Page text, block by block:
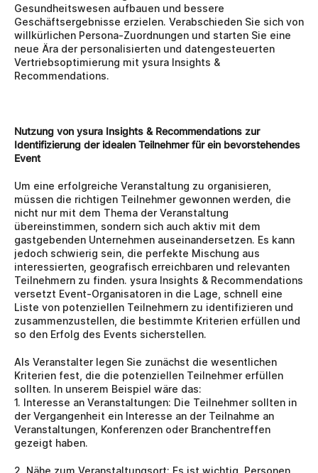
Gesundheitswesen aufbauen und bessere
Geschäftsergebnisse erzielen. Verabschieden Sie sich von
willkürlichen Persona-Zuordnungen und starten Sie eine
neue Ära der personalisierten und datengesteuerten
Vertriebsoptimierung mit ysura Insights &
Recommendations.
Nutzung von ysura Insights & Recommendations zur
Identifizierung der idealen Teilnehmer für ein bevorstehendes
Event
Um eine erfolgreiche Veranstaltung zu organisieren,
müssen die richtigen Teilnehmer gewonnen werden, die
nicht nur mit dem Thema der Veranstaltung
übereinstimmen, sondern sich auch aktiv mit dem
gastgebenden Unternehmen auseinandersetzen. Es kann
jedoch schwierig sein, die perfekte Mischung aus
interessierten, geografisch erreichbaren und relevanten
Teilnehmern zu finden. ysura Insights & Recommendations
versetzt Event-Organisatoren in die Lage, schnell eine
Liste von potenziellen Teilnehmern zu identifizieren und
zusammenzustellen, die bestimmte Kriterien erfüllen und
so den Erfolg des Events sicherstellen.
Als Veranstalter legen Sie zunächst die wesentlichen
Kriterien fest, die die potenziellen Teilnehmer erfüllen
sollten. In unserem Beispiel wäre das:
1. Interesse an Veranstaltungen: Die Teilnehmer sollten in
der Vergangenheit ein Interesse an der Teilnahme an
Veranstaltungen, Konferenzen oder Branchentreffen
gezeigt haben.
2. Nähe zum Veranstaltungsort: Es ist wichtig, Personen